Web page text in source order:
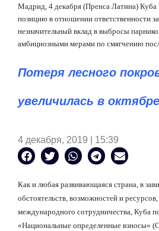
Мадрид, 4 декабря (Пренса Латина) Куба
позицию в отношении ответственности
незначительный вклад в выбросы
амбициозными мерами по смягчению
Потеря лесного
увеличилась в октябре
4 декабря, 2019 | 15:39
Как и любая развивающаяся страна, в
обстоятельств, возможностей и
международного сотрудничества, Куба
«Национальные определенные взносы« (